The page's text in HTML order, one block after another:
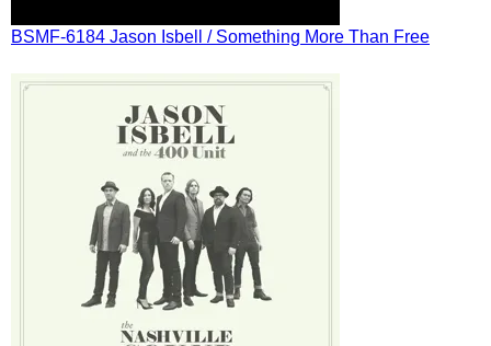
BSMF-6184 Jason Isbell / Something More Than Free